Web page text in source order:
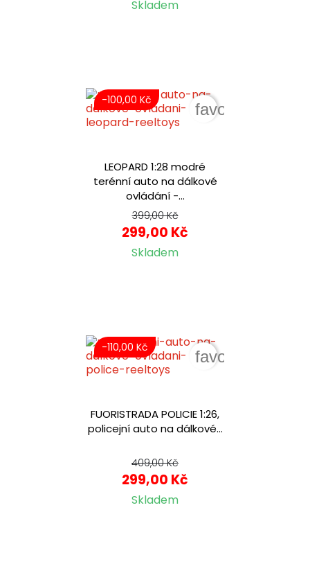
Skladem
LEOPARD 1:28 modré
terénní auto na dálkové
ovládání -...
399,00 Kč
299,00 Kč
Skladem
-100,00 Kč
favorite_border
FUORISTRADA POLICIE 1:26,
policejní auto na dálkové...
409,00 Kč
299,00 Kč
Skladem
-110,00 Kč
favorite_border